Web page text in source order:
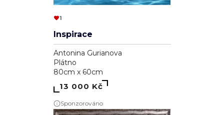
1
Inspirace
Antonina Gurianova
Plátno
80cm x 60cm
13 000 Kč
Sponzorováno